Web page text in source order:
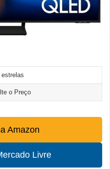
o Preço
Amazon
Livre